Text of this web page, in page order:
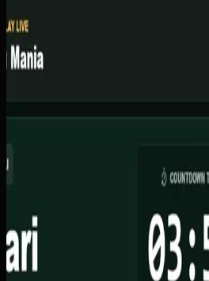
Kicau Mania
Kicau Mania
Organisator lomba burung
input skor, dan tidak ada display
menonton.
Kami membuat sistem berbasis
waktu nyata via Supabase, TV
ranking live, dasbor admin untuk
countdown timer otomatis.